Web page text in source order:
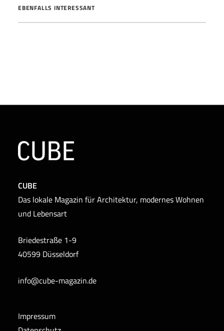
EBENFALLS INTERESSANT
CUBE
Das lokale Magazin für Architektur, modernes Wohnen
und Lebensart
Briedestraße 1-9
40599 Düsseldorf
info@cube-magazin.de
Impressum